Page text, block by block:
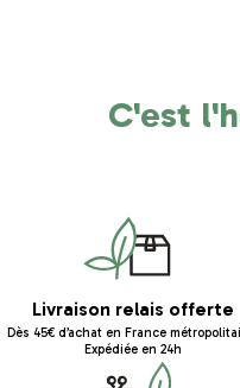
C'est
Livraison relais offerte
Dès 45€ d’achat en France
Expédiée en 24h